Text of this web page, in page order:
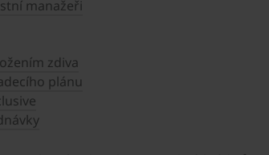
manažeři
zdiva
plánu